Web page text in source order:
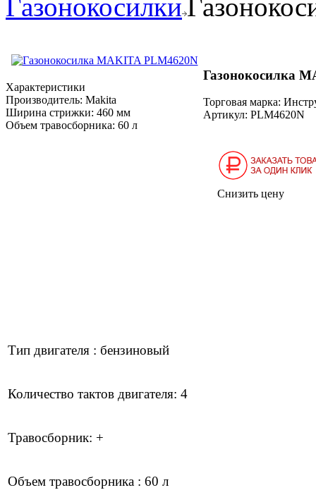
Газонокосилки
Характеристики
Производитель: Makita
Ширина стрижки: 460 мм
Объем травосборника: 60 л
Газонокосилка
Торговая марка:
Артикул: PLM4620N
Снизить цену
Тип двигателя : бензиновый
Количество тактов двигателя: 4
Травосборник: +
Объем травосборника : 60 л